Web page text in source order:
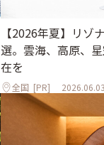
【2026年夏】リゾ
選。雲海、高原、
在を
全国 [PR] 2026.06.03